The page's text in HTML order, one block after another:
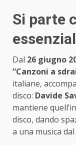
Si parte
Dal 26 giugno
“Canzoni a
italiane,
disco: Davide
mantiene
disco, dando
a una musica